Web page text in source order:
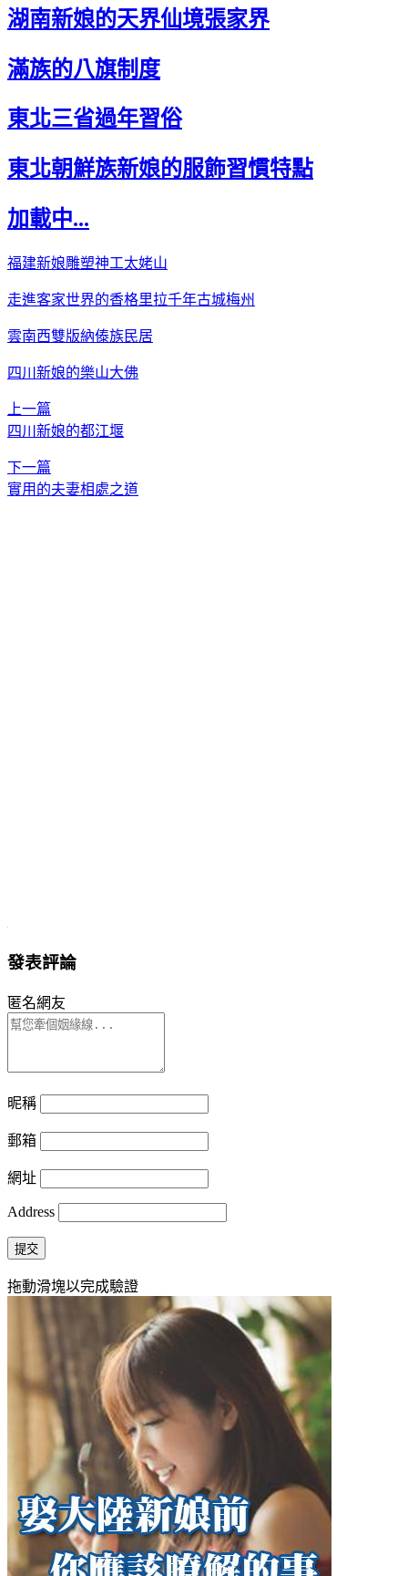
湖南新娘的天界仙境張家界
滿族的八旗制度
東北三省過年習俗
東北朝鮮族新娘的服飾習慣特點
加載中...
福建新娘雕塑神工太姥山
走進客家世界的香格里拉千年古城梅州
雲南西雙版納傣族民居
四川新娘的樂山大佛
上一篇
四川新娘的都江堰
下一篇
實用的夫妻相處之道
發表評論
匿名網友
昵稱
郵箱
網址
Address
提交
拖動滑塊以完成驗證